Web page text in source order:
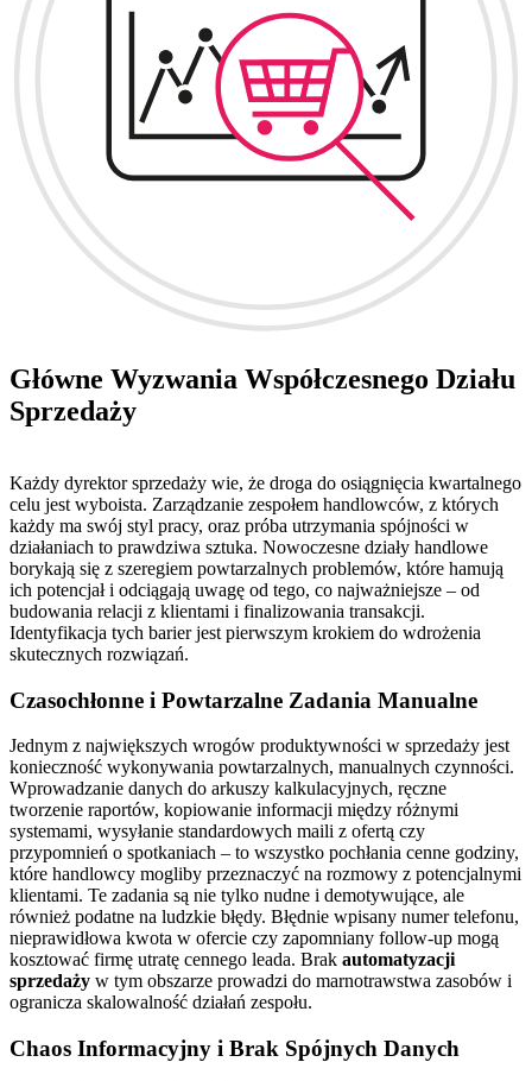
Główne Wyzwania Współczesnego Działu
Sprzedaży
Każdy dyrektor sprzedaży wie, że droga do osiągnięcia kwartalnego
celu jest wyboista. Zarządzanie zespołem handlowców, z których
każdy ma swój styl pracy, oraz próba utrzymania spójności w
działaniach to prawdziwa sztuka. Nowoczesne działy handlowe
borykają się z szeregiem powtarzalnych problemów, które hamują
ich potencjał i odciągają uwagę od tego, co najważniejsze – od
budowania relacji z klientami i finalizowania transakcji.
Identyfikacja tych barier jest pierwszym krokiem do wdrożenia
skutecznych rozwiązań.
Czasochłonne i Powtarzalne Zadania Manualne
Jednym z największych wrogów produktywności w sprzedaży jest
konieczność wykonywania powtarzalnych, manualnych czynności.
Wprowadzanie danych do arkuszy kalkulacyjnych, ręczne
tworzenie raportów, kopiowanie informacji między różnymi
systemami, wysyłanie standardowych maili z ofertą czy
przypomnień o spotkaniach – to wszystko pochłania cenne godziny,
które handlowcy mogliby przeznaczyć na rozmowy z potencjalnymi
klientami. Te zadania są nie tylko nudne i demotywujące, ale
również podatne na ludzkie błędy. Błędnie wpisany numer telefonu,
nieprawidłowa kwota w ofercie czy zapomniany follow-up mogą
kosztować firmę utratę cennego leada. Brak automatyzacji
sprzedaży w tym obszarze prowadzi do marnotrawstwa zasobów i
ogranicza skalowalność działań zespołu.
Chaos Informacyjny i Brak Spójnych Danych